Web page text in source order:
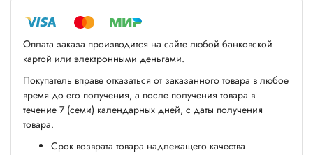
Оплата заказа производится на сайте любой банковской
картой или электронными деньгами.
Покупатель вправе отказаться от заказанного товара в любое
время до его получения, а после получения товара в
течение 7 (семи) календарных дней, с даты получения
товара.
Срок возврата товара надлежащего качества